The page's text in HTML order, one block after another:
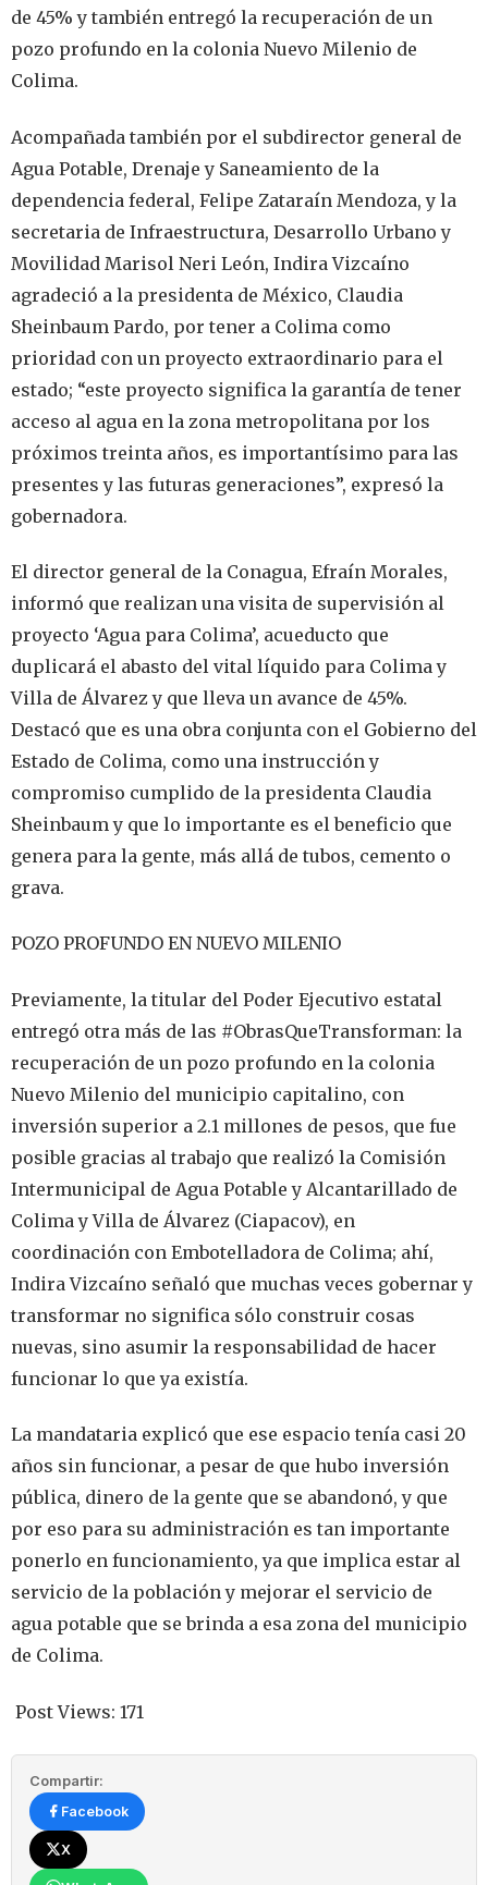
de 45% y también entregó la recuperación de un
pozo profundo en la colonia Nuevo Milenio de
Colima.
Acompañada también por el subdirector general de
Agua Potable, Drenaje y Saneamiento de la
dependencia federal, Felipe Zataraín Mendoza, y la
secretaria de Infraestructura, Desarrollo Urbano y
Movilidad Marisol Neri León, Indira Vizcaíno
agradeció a la presidenta de México, Claudia
Sheinbaum Pardo, por tener a Colima como
prioridad con un proyecto extraordinario para el
estado; “este proyecto significa la garantía de tener
acceso al agua en la zona metropolitana por los
próximos treinta años, es importantísimo para las
presentes y las futuras generaciones”, expresó la
gobernadora.
El director general de la Conagua, Efraín Morales,
informó que realizan una visita de supervisión al
proyecto ‘Agua para Colima’, acueducto que
duplicará el abasto del vital líquido para Colima y
Villa de Álvarez y que lleva un avance de 45%.
Destacó que es una obra conjunta con el Gobierno del
Estado de Colima, como una instrucción y
compromiso cumplido de la presidenta Claudia
Sheinbaum y que lo importante es el beneficio que
genera para la gente, más allá de tubos, cemento o
grava.
POZO PROFUNDO EN NUEVO MILENIO
Previamente, la titular del Poder Ejecutivo estatal
entregó otra más de las #ObrasQueTransforman: la
recuperación de un pozo profundo en la colonia
Nuevo Milenio del municipio capitalino, con
inversión superior a 2.1 millones de pesos, que fue
posible gracias al trabajo que realizó la Comisión
Intermunicipal de Agua Potable y Alcantarillado de
Colima y Villa de Álvarez (Ciapacov), en
coordinación con Embotelladora de Colima; ahí,
Indira Vizcaíno señaló que muchas veces gobernar y
transformar no significa sólo construir cosas
nuevas, sino asumir la responsabilidad de hacer
funcionar lo que ya existía.
La mandataria explicó que ese espacio tenía casi 20
años sin funcionar, a pesar de que hubo inversión
pública, dinero de la gente que se abandonó, y que
por eso para su administración es tan importante
ponerlo en funcionamiento, ya que implica estar al
servicio de la población y mejorar el servicio de
agua potable que se brinda a esa zona del municipio
de Colima.
Post Views: 171
Compartir:
Facebook
X